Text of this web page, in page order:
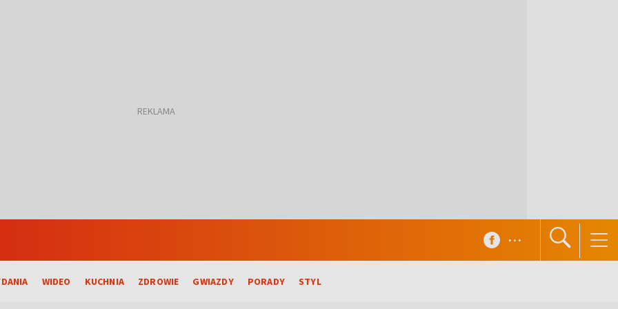
WIDEO KUCHNIA ZDROWIE GWIAZDY PORADY STYL
...